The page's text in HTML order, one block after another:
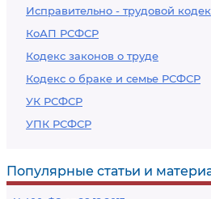
Исправительно - трудовой
КоАП РСФСР
Кодекс законов о труде
Кодекс о браке и семье РСФСР
УК РСФСР
УПК РСФСР
Популярные статьи и